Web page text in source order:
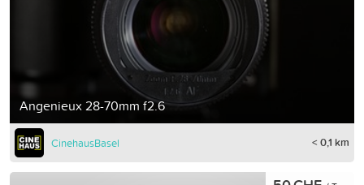
Angenieux 28-70mm f2.6
CinehausBasel < 0,1 km